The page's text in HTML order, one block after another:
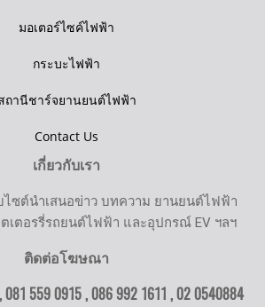
มอเตอร์ไซค์ไฟฟ้า
กระบะไฟฟ้า
ถานีชาร์จยานยนต์ไฟฟ้า
Contact Us
เกี่ยวกับเรา
บไซต์นำเสนอข่าว บทความ ยานยนต์ไฟฟ้า
เตอรรี่รถยนต์ไฟฟ้า และอุปกรณ์ EV ฯลฯ
ติดต่อโฆษณา
559 0915 , 086 992 1611 ,02 0540884